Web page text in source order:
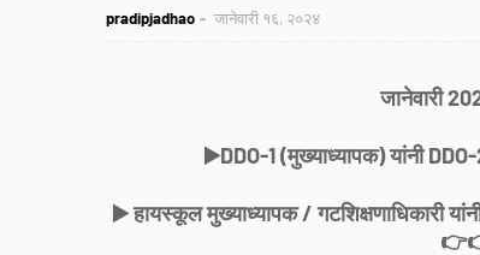
pradipjadhao जानेवारी १६, २०२४
जानेवारी
▶️DDO-1 (मुख्याध्यापक) यांनी
▶️ हायस्कूल मुख्याध्यापक / गटशिक्षणाधिकारी